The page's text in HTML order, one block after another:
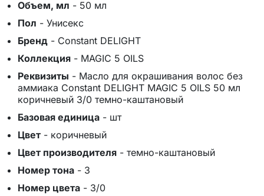
Объем, мл - 50 мл
Пол - Унисекс
Бренд - Constant DELIGHT
Коллекция - MAGIC 5 OILS
Реквизиты - Масло для окрашивания волос без
аммиака Constant DELIGHT MAGIC 5 OILS 50 мл
коричневый 3/0 темно-каштановый
Базовая единица - шт
Цвет - коричневый
Цвет производителя - темно-каштановый
Номер тона - 3
Номер цвета - 3/0